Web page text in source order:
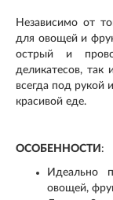
Независимо от
для овощей и
острый и
деликатесов,
всегда под рукой
красивой еде.
ОСОБЕННОСТИ :
Идеально
овощей,